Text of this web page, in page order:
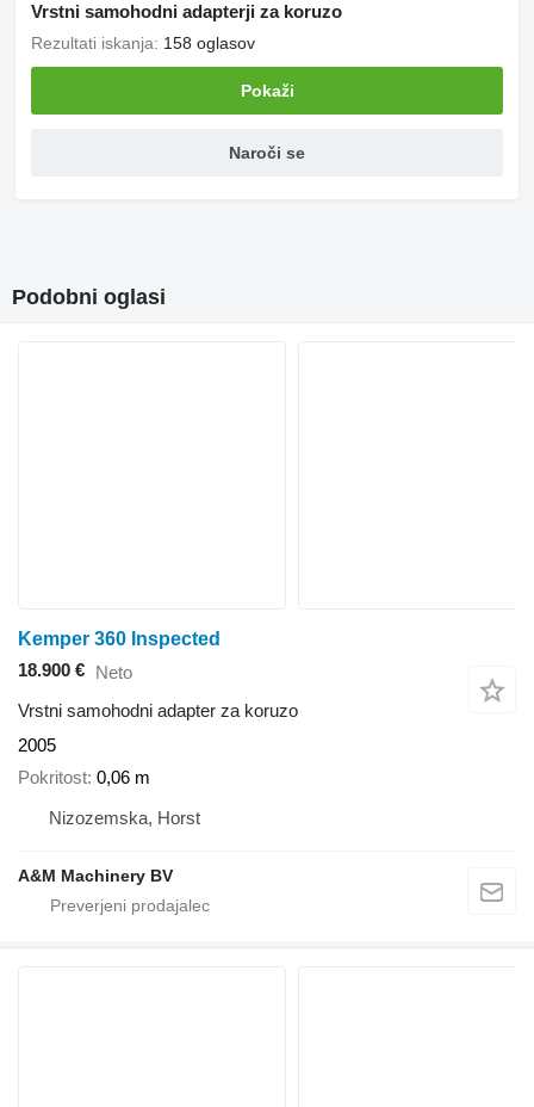
Vrstni samohodni adapterji za koruzo
Rezultati iskanja: 158 oglasov
Pokaži
Naroči se
Podobni oglasi
Kemper 360 Inspected
18.900 € Neto
Vrstni samohodni adapter za koruzo
2005
Pokritost 0,06 m
Nizozemska, Horst
A&M Machinery BV